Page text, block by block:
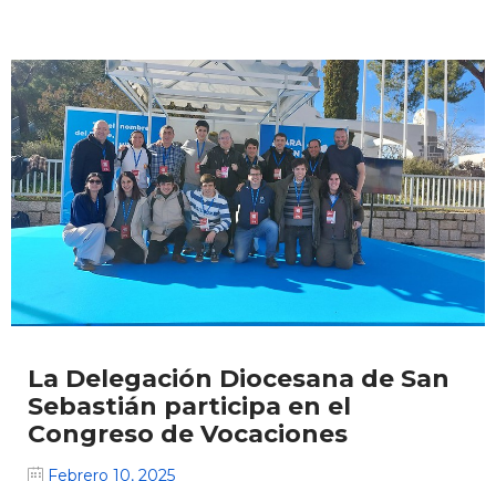
La Delegación Diocesana de San
Sebastián participa en el
Congreso de Vocaciones
Febrero 10, 2025